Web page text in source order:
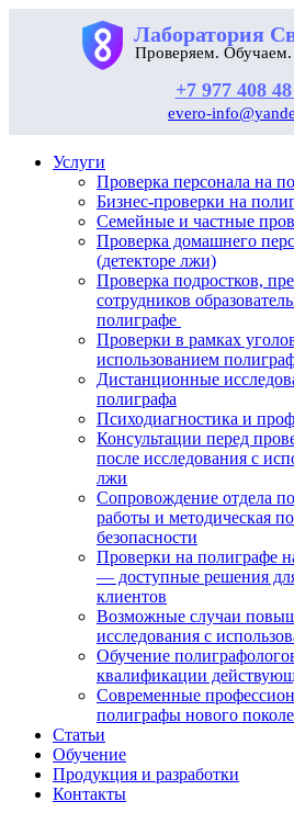
Лаборатория
Проверяем. Обучаем.
+7 977 408
evero-
Услуги
Проверка персонала на
Бизнес-проверки на
Семейные и частные
Проверка домашнего
(детекторе лжи)
Проверка подростков,
сотрудников
полиграфе
Проверки в рамках
использованием
Дистанционные
полиграфа
Психодиагностика и
Консультации перед
после исследования с
лжи
Сопровождение отдела
работы и методическая
безопасности
Проверки на полиграфе
— доступные решения
клиентов
Возможные случаи
исследования с
Обучение
квалификации
Современные
полиграфы нового
Статьи
Обучение
Продукция и разработки
Контакты